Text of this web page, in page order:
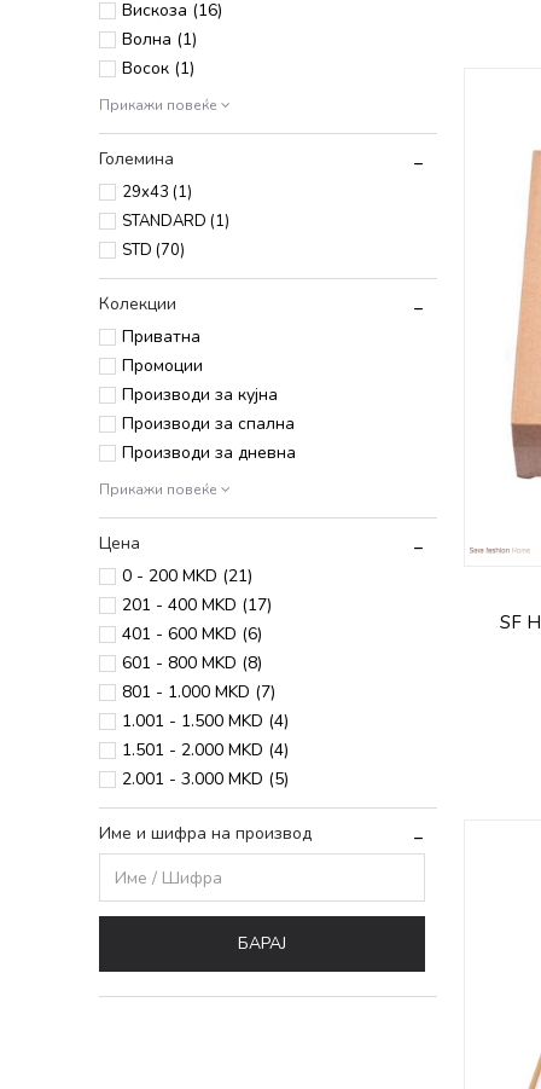
Вискоза (16)
Волна (1)
Восок (1)
Прикажи повеќе
Големина
29x43 (1)
STANDARD (1)
STD (70)
Колекции
Приватна
Промоции
Производи за кујна
Производи за спална
Производи за дневна
Прикажи повеќе
Цена
0 - 200 MKD (21)
201 - 400 MKD (17)
401 - 600 MKD (6)
601 - 800 MKD (8)
801 - 1.000 MKD (7)
1.001 - 1.500 MKD (4)
1.501 - 2.000 MKD (4)
2.001 - 3.000 MKD (5)
Име и шифра на производ
БАРАЈ
SF